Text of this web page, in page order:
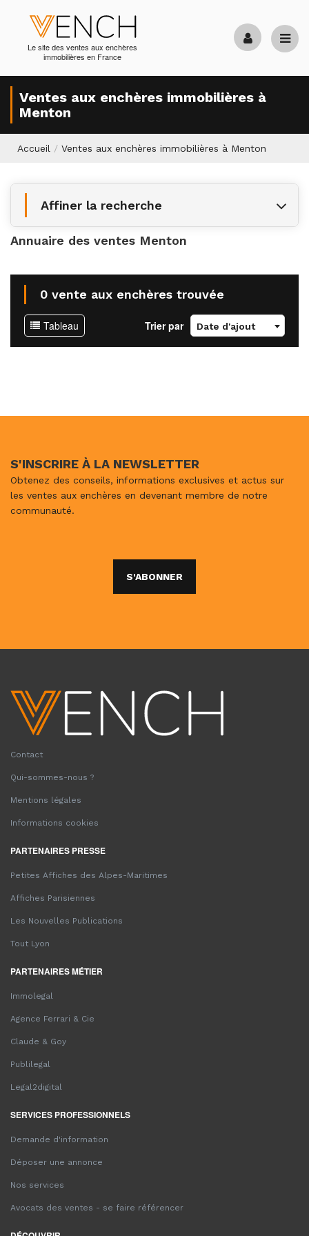
Le site des ventes aux enchères
immobilières en France
Ventes aux enchères immobilières à
Menton
Accueil / Ventes aux enchères immobilières à Menton
Affiner la recherche
Annuaire des ventes Menton
0 vente aux enchères trouvée
Tableau Trier par Date d'ajout
S'INSCRIRE À LA NEWSLETTER
Obtenez des conseils, informations exclusives et actus sur
les ventes aux enchères en devenant membre de notre
communauté.
S'ABONNER
Contact
Qui-sommes-nous ?
Mentions légales
Informations cookies
PARTENAIRES PRESSE
Petites Affiches des Alpes-Maritimes
Affiches Parisiennes
Les Nouvelles Publications
Tout Lyon
PARTENAIRES MÉTIER
Immolegal
Agence Ferrari & Cie
Claude & Goy
Publilegal
Legal2digital
SERVICES PROFESSIONNELS
Demande d'information
Déposer une annonce
Nos services
Avocats des ventes - se faire référencer